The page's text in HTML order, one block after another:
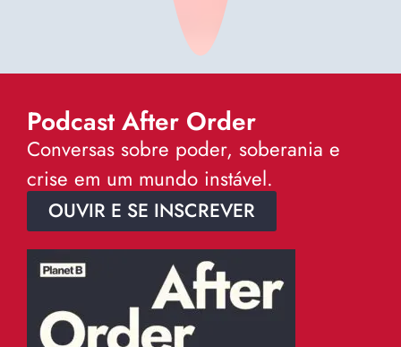
Podcast After Order
Conversas sobre poder, soberania e
crise em um mundo instável.
OUVIR E SE INSCREVER